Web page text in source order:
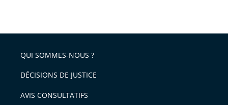
arriver
après
l'article
pour
avant
QUI SOMMES-NOUS ?
DÉCISIONS DE JUSTICE
AVIS CONSULTATIFS